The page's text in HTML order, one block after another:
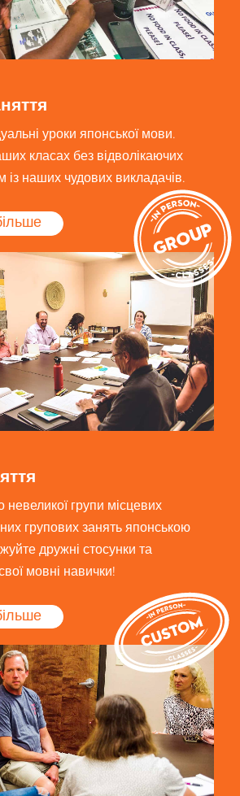
уроки японської мови.
класах без відволікаючих
із наших чудових викладачів.
невеликої групи місцевих
групових занять японською
дружні стосунки та
мовні навички!